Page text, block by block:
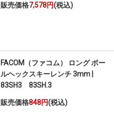
販売価格7,578円(税込)
FACOM（ファコム） ロング ボー
ルヘックスキーレンチ 3mm |
83SH3 83SH.3
販売価格848円(税込)